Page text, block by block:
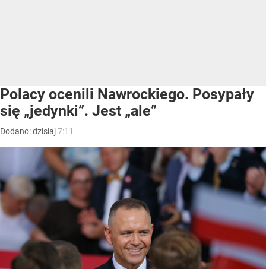
Polacy ocenili Nawrockiego. Posypały
się „jedynki”. Jest „ale”
Dodano:dzisiaj7:11